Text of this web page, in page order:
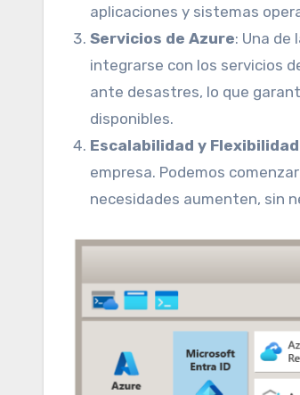
aplicaciones y sistemas
Servicios de Azure: Una de
integrarse con los servicios
ante desastres, lo que
disponibles.
Escalabilidad y Flexibilidad
empresa. Podemos
necesidades aumenten, sin